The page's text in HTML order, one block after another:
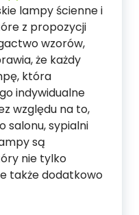
lampy ścienne i
z propozycji
wzorów,
że każdy
która
indywidualne
względu na to,
salonu, sypialni
są
nie tylko
także dodatkowo